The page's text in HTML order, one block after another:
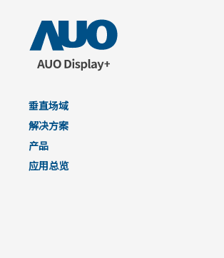
垂直场域
解决方案
产品
应用总览